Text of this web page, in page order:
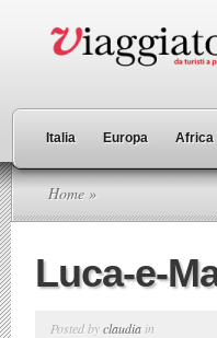
Italia Europa Africa
Home »
Luca-e-
Posted byclaudia in